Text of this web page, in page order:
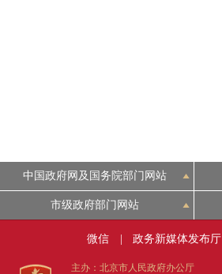
中国政府网及国务院部门网站
市级政府部门网站
微信 政务新媒体发布厅
主办：北京市人民政府办公厅